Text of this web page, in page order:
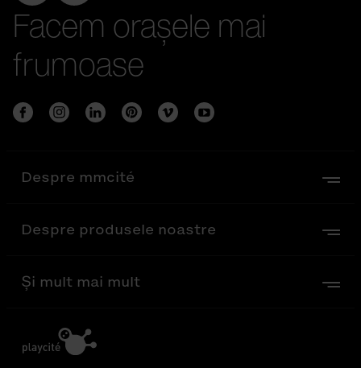
Facem orașele mai
frumoase
Despre mmcité
Despre produsele noastre
Și mult mai mult